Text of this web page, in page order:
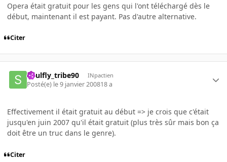
Opera était gratuit pour les gens qui l'ont téléchargé dès le
début, maintenant il est payant. Pas d'autre alternative.
Citer
Soulfly_tribe90 INpactien
Posté(e) le 9 janvier 200818 a
Effectivement il était gratuit au début => je crois que c'était
jusqu'en juin 2007 qu'il était gratuit (plus très sûr mais bon ça
doit être un truc dans le genre).
Citer